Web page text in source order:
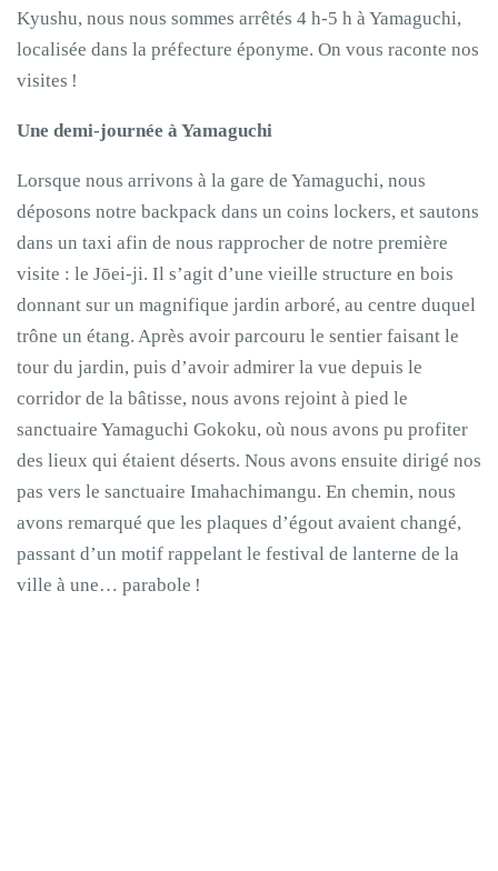
Kyushu, nous nous sommes arrêtés 4 h-5 h à Yamaguchi,
localisée dans la préfecture éponyme. On vous raconte nos
visites !
Une demi-journée à Yamaguchi
Lorsque nous arrivons à la gare de Yamaguchi, nous
déposons notre backpack dans un coins lockers, et sautons
dans un taxi afin de nous rapprocher de notre première
visite : le Jōei-ji. Il s’agit d’une vieille structure en bois
donnant sur un magnifique jardin arboré, au centre duquel
trône un étang. Après avoir parcouru le sentier faisant le
tour du jardin, puis d’avoir admirer la vue depuis le
corridor de la bâtisse, nous avons rejoint à pied le
sanctuaire Yamaguchi Gokoku, où nous avons pu profiter
des lieux qui étaient déserts. Nous avons ensuite dirigé nos
pas vers le sanctuaire Imahachimangu. En chemin, nous
avons remarqué que les plaques d’égout avaient changé,
passant d’un motif rappelant le festival de lanterne de la
ville à une… parabole !